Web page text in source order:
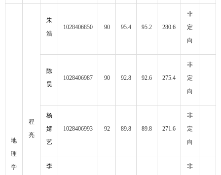
地
理
学
程
亮
朱
浩
1028406850 90 95.4 95.2 280.6
非
定
向
陈
昊
1028406987 90 92.8 92.6 275.4
非
定
向
杨
婧
艺
1028406993 92 89.8 89.8 271.6
非
定
向
李
非